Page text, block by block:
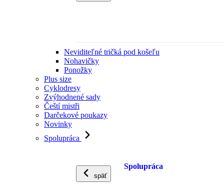
Neviditeľné tričká pod košeľu
Nohavičky
Ponožky
Plus size
Cyklodresy
Zvýhodnené sady
Čeští mistři
Darčekové poukazy
Novinky
Spolupráca
späť
Spolupráca